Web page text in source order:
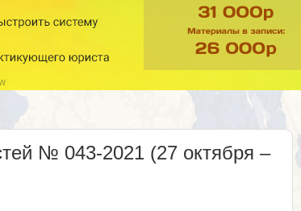
№ 043-2021 (27 октября –